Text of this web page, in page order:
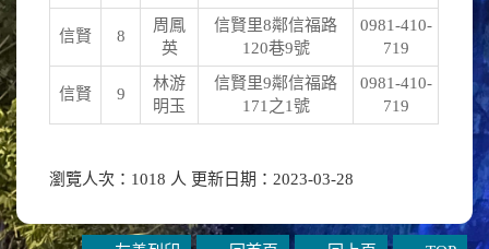
信賢 8
周鳳
英
信賢里8鄰信福路
120巷9號
0981-410-
719
信賢 9
林游
明玉
信賢里9鄰信福路
171之1號
0981-410-
719
瀏覽人次：1018 人 更新日期：2023-03-28